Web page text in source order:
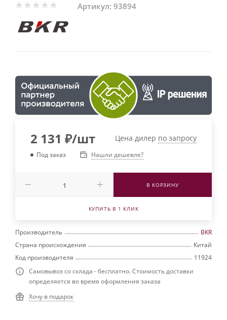
Артикул: 93894
2 131 ₽/шт Цена дилер по запросу
Под заказ Нашли дешевле?
В КОРЗИНУ
КУПИТЬ В 1 КЛИК
Производитель
BKR
Страна происхождения
Китай
Код производителя
11924
Самовывоз со склада - бесплатно. Стоимость доставки
определяется во время оформления заказа
Хочу в подарок